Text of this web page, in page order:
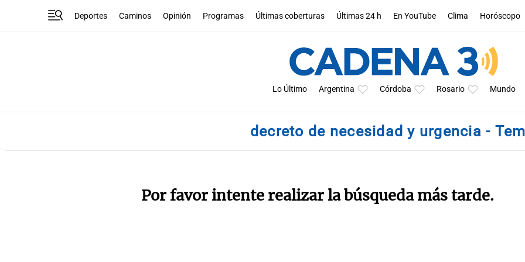
Deportes Caminos Opinión Programas Últimas coberturas Últimas 24 h En YouTube Clima Horóscopo
Lo Último Argentina Córdoba Rosario Mundo
decreto de necesidad y urgencia -
Por favor intente realizar la búsqueda más tarde.